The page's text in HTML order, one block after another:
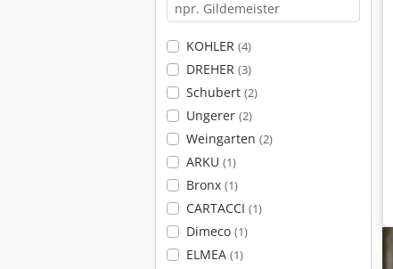
KOHLER (4)
DREHER (3)
Schubert (2)
Ungerer (2)
Weingarten (2)
ARKU (1)
Bronx (1)
CARTACCI (1)
Dimeco (1)
ELMEA (1)